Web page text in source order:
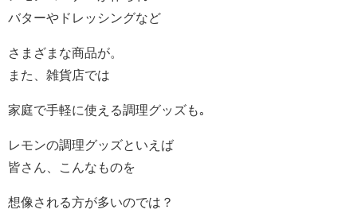
バターやドレッシングなど
さまざまな商品が。
また、雑貨店では
家庭で手軽に使える調理グッズも｡
レモンの調理グッズといえば
皆さん、こんなものを
想像される方が多いのでは？